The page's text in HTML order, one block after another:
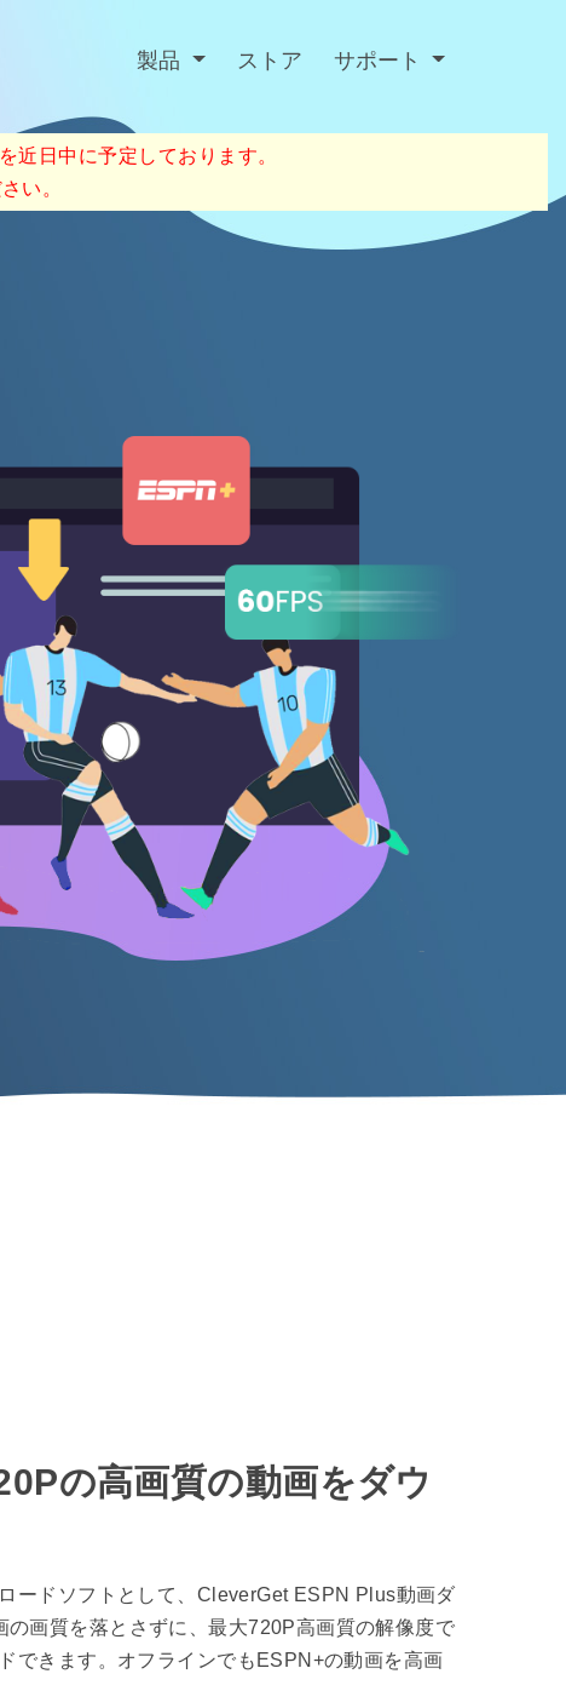
製品 ストア サポート
近日中に予定しております。
い。
の高画質の動画をダウ
ードソフトとして、CleverGet ESPN Plus動画ダ
の画質を落とさずに、最大720P高画質の解像度で
できます。オフラインでもESPN+の動画を高画